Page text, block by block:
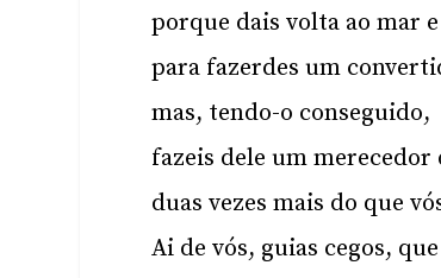
porque dais volta ao mar
para fazerdes um
mas, tendo-o conseguido,
fazeis dele um merecedor
duas vezes mais do que
Ai de vós, guias cegos,